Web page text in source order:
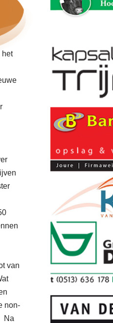
het
van
non-
Na